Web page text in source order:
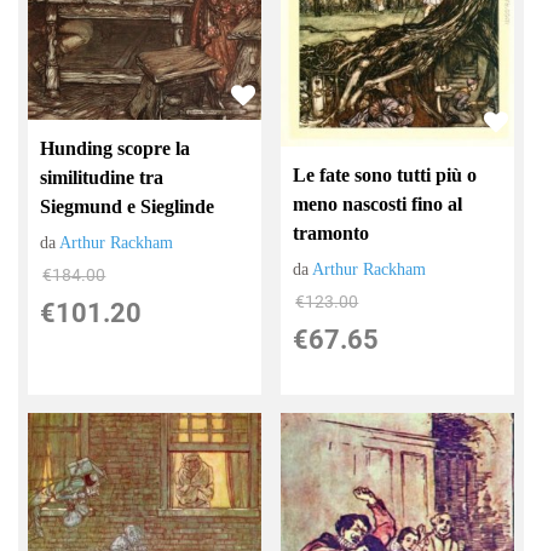
Hunding scopre la
similitudine tra
Siegmund e Sieglinde
daArthur Rackham
€184.00
€101.20
Le fate sono tutti più o
meno nascosti fino al
tramonto
da Arthur Rackham
€123.00
€67.65